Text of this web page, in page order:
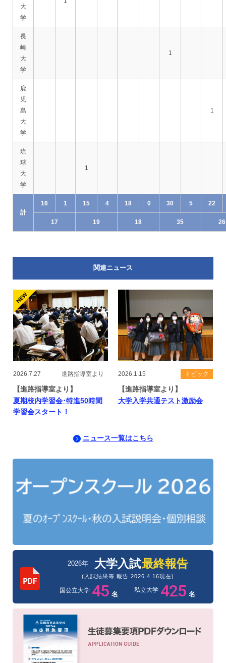
大
学
長
崎
大
学
1
鹿
児
島
大
学
1
琉
球
大
学
1
計
16 1 15 4 18 0 30 5 22
17 19 18 35 26
関連ニュース
2026.7.27 進路指導室より
【進路指導室より】
夏期校内学習会･特進50時間
学習会スタート！
2026.1.15 トピック
【進路指導室より】
大学入学共通テスト激励会
ニュース一覧はこちら
2026年 大学入試最終報告
(入試結果等 報告 2026.4.16現在)
国公立大学 45 名
私立大学 425 名